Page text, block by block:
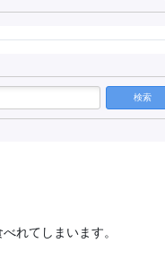
検索
れてしまいます。